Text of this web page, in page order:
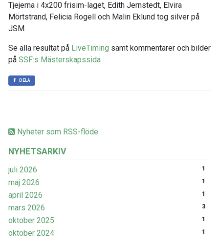
Nyheter som RSS-flöde
NYHETSARKIV
juli 2026 1
maj 2026 1
april 2026 1
mars 2026 3
oktober 2025 1
oktober 2024 1
Tjejerna i 4x200 frisim-laget, Edith Jernstedt, Elvira
Mörtstrand, Felicia Rogell och Malin Eklund tog silver på
JSM.
Se alla resultat på LiveTiming samt kommentarer och bilder
på SSF:s Mästerskapssida
DELA